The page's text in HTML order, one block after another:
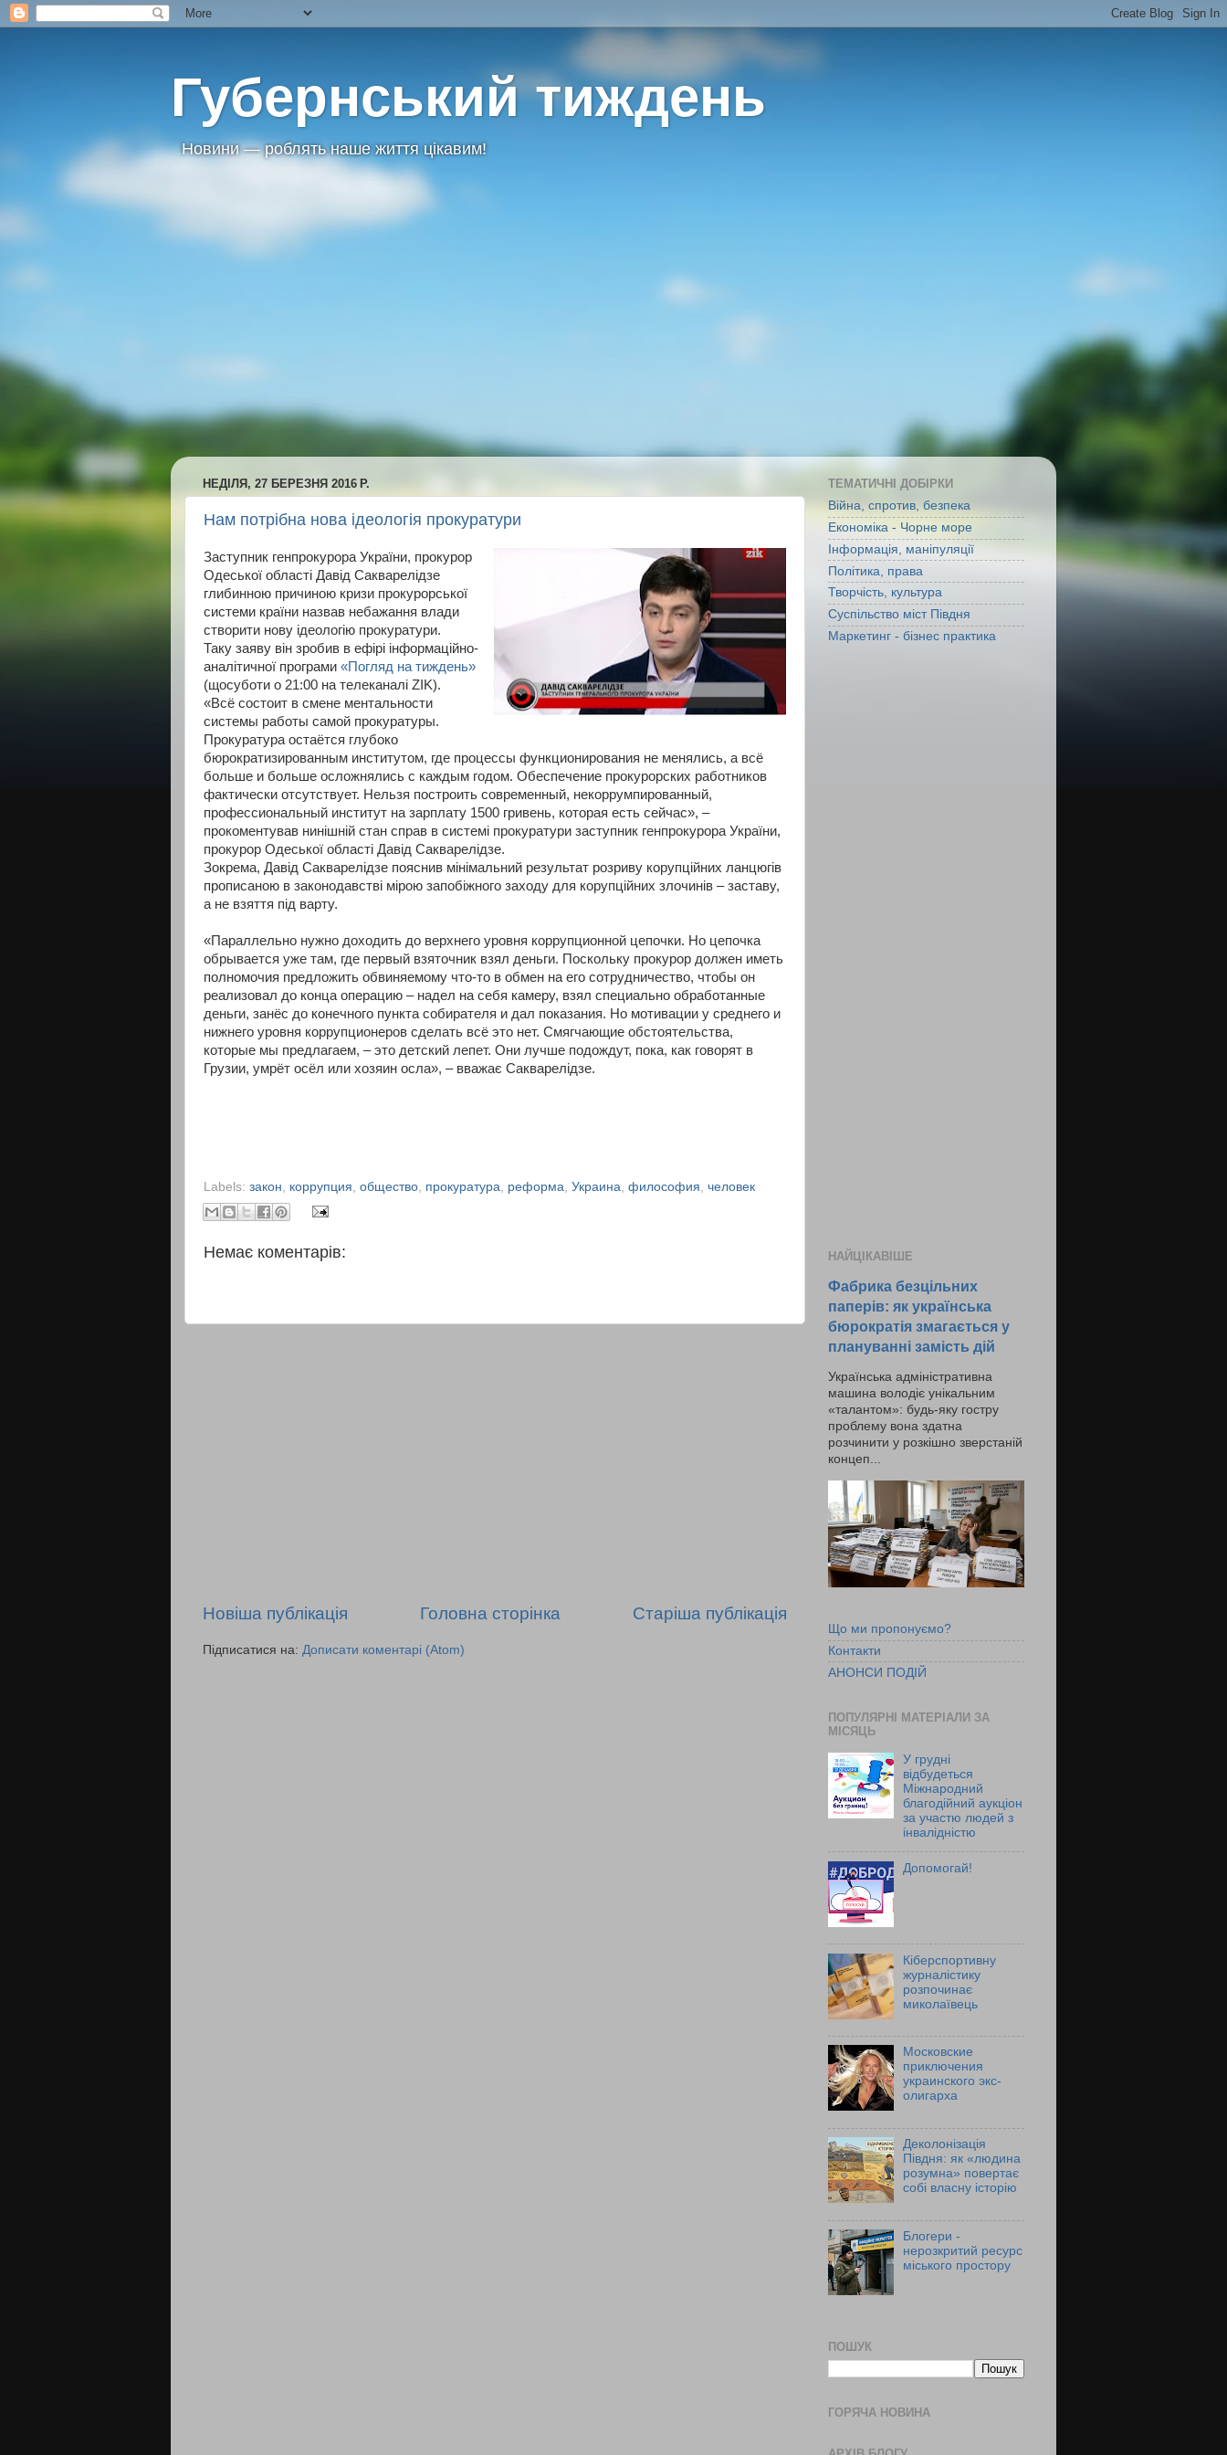
Губернський тиждень
Новини — роблять наше життя цікавим!
НЕДІЛЯ, 27 БЕРЕЗНЯ 2016 Р.
Нам потрібна нова ідеологія прокуратури
Заступник генпрокурора України, прокурор
Одеської області Давід Сакварелідзе
глибинною причиною кризи прокурорської
системи країни назвав небажання влади
створити нову ідеологію прокуратури.
Таку заяву він зробив в ефірі інформаційно-
аналітичної програми «Погляд на тиждень»
(щосуботи о 21:00 на телеканалі ZIK).
«Всё состоит в смене ментальности
системы работы самой прокуратуры.
Прокуратура остаётся глубоко
бюрократизированным институтом, где процессы функционирования не менялись, а всё
больше и больше осложнялись с каждым годом. Обеспечение прокурорских работников
фактически отсутствует. Нельзя построить современный, некоррумпированный,
профессиональный институт на зарплату 1500 гривень, которая есть сейчас», –
прокоментував нинішній стан справ в системі прокуратури заступник генпрокурора України,
прокурор Одеської області Давід Сакварелідзе.
Зокрема, Давід Сакварелідзе пояснив мінімальний результат розриву корупційних ланцюгів
прописаною в законодавстві мірою запобіжного заходу для корупційних злочинів – заставу,
а не взяття під варту.
«Параллельно нужно доходить до верхнего уровня коррупционной цепочки. Но цепочка
обрывается уже там, где первый взяточник взял деньги. Поскольку прокурор должен иметь
полномочия предложить обвиняемому что-то в обмен на его сотрудничество, чтобы он
реализовал до конца операцию – надел на себя камеру, взял специально обработанные
деньги, занёс до конечного пункта собирателя и дал показания. Но мотивации у среднего и
нижнего уровня коррупционеров сделать всё это нет. Смягчающие обстоятельства,
которые мы предлагаем, – это детский лепет. Они лучше подождут, пока, как говорят в
Грузии, умрёт осёл или хозяин осла», – вважає Сакварелідзе.
Labels: закон, коррупция, общество, прокуратура, реформа, Украина, философия, человек
Немає коментарів:
Новіша публікація Старіша публікація
Головна сторінка
Підписатися на: Дописати коментарі (Atom)
ТЕМАТИЧНІ ДОБІРКИ
Війна, спротив, безпека
Економіка - Чорне море
Інформація, маніпуляції
Політика, права
Творчість, культура
Суспільство міст Півдня
Маркетинг - бізнес практика
НАЙЦІКАВІШЕ
Фабрика безцільних
паперів: як українська
бюрократія змагається у
плануванні замість дій
Українська адміністративна
машина володіє унікальним
«талантом»: будь-яку гостру
проблему вона здатна
розчинити у розкішно зверстаній
концеп...
Що ми пропонуємо?
Контакти
АНОНСИ ПОДІЙ
ПОПУЛЯРНІ МАТЕРІАЛИ ЗА
МІСЯЦЬ
У грудні
відбудеться
Міжнародний
благодійний аукціон
за участю людей з
інвалідністю
Допомогай!
Кіберспортивну
журналістику
розпочинає
миколаївець
Московские
приключения
украинского экс-
олигарха
Деколонізація
Півдня: як «людина
розумна» повертає
собі власну історію
Блогери -
нерозкритий ресурс
міського простору
ПОШУК
ГОРЯЧА НОВИНА